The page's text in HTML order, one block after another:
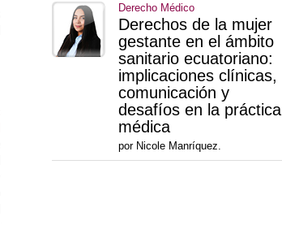
Derecho Médico
Derechos de la mujer
gestante en el ámbito
sanitario ecuatoriano:
implicaciones clínicas,
comunicación y
desafíos en la práctica
médica
por Nicole Manríquez.